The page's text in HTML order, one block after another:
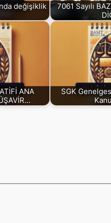
değişiklik
7061 Sayılı
ANA
SGK